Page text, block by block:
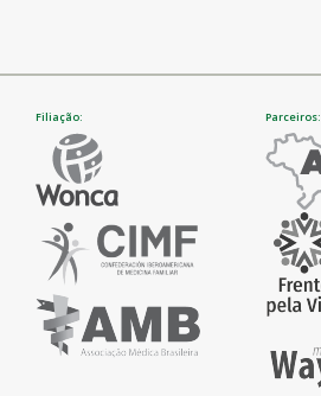
Filiação: Parceiros: